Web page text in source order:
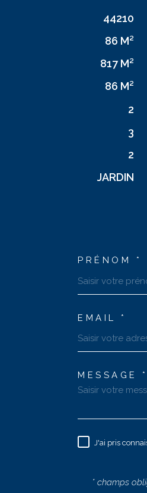
44210
86 M²
817 M²
86 M²
2
3
2
JARDIN
PRÉNOM *
EMAIL *
MESSAGE *
J'ai pris
* champs